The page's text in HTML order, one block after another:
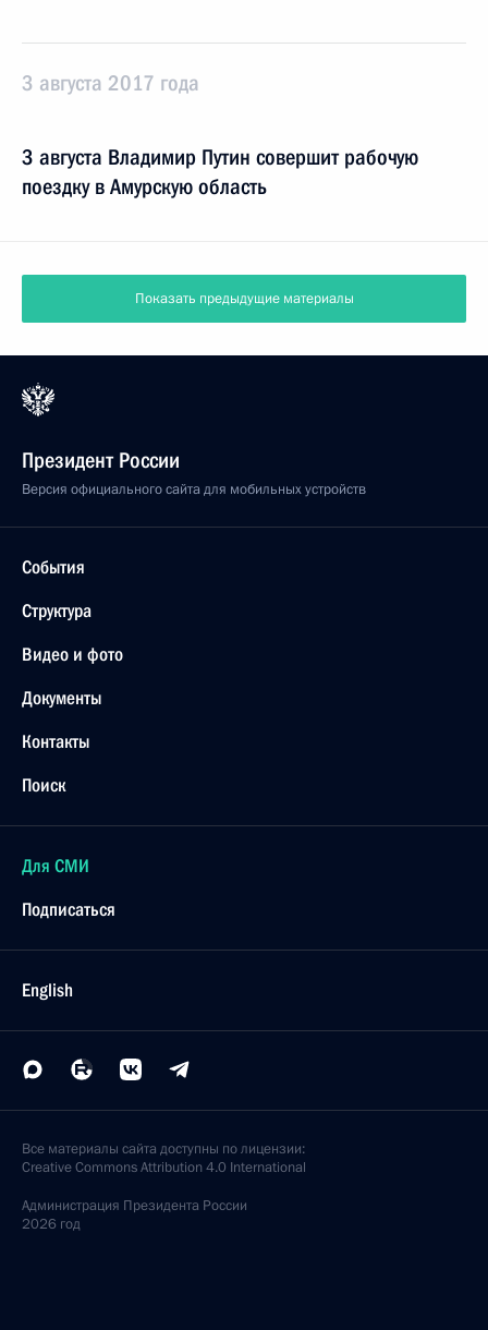
3 августа 2017 года
3 августа Владимир Путин совершит рабочую
поездку в Амурскую область
Показать предыдущие материалы
Президент России
Версия официального сайта для мобильных устройств
События
Структура
Видео и фото
Документы
Контакты
Поиск
Для СМИ
Подписаться
English
Все материалы сайта доступны по лицензии:
Creative Commons Attribution 4.0 International
Администрация Президента России
2026 год